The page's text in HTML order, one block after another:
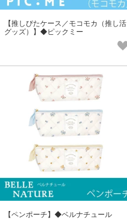
【推しぴたケース／モコモカ（推し活
グッズ）】◆ピックミー
【ペンポーチ】◆ベルナチュール